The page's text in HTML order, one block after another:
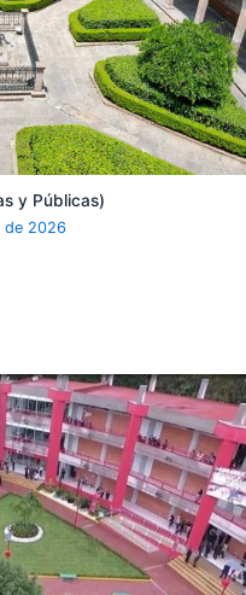
y Públicas)
de 2026